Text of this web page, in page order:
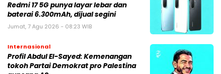
Redmi 17 5G punya layar lebar dan
baterai 6.300mAh, dijual segini
Jumat, 7 Agu 2026 - 08:23 WIB
Internasional
Profil Abdul El-Sayed: Kemenangan
tokoh Partai Demokrat pro Palestina